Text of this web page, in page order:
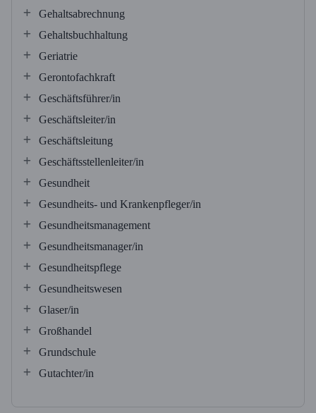
Gehaltsabrechnung
Gehaltsbuchhaltung
Geriatrie
Gerontofachkraft
Geschäftsführer/in
Geschäftsleiter/in
Geschäftsleitung
Geschäftsstellenleiter/in
Gesundheit
Gesundheits- und Krankenpfleger/in
Gesundheitsmanagement
Gesundheitsmanager/in
Gesundheitspflege
Gesundheitswesen
Glaser/in
Großhandel
Grundschule
Gutachter/in